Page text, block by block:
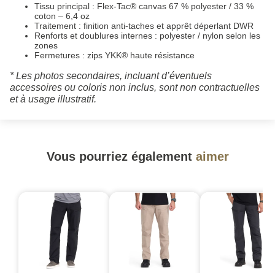
Tissu principal : Flex-Tac® canvas 67 % polyester / 33 %
coton – 6,4 oz
Traitement : finition anti-taches et apprêt déperlant DWR
Renforts et doublures internes : polyester / nylon selon les
zones
Fermetures : zips YKK® haute résistance
* Les photos secondaires, incluant d’éventuels
accessoires ou coloris non inclus, sont non contractuelles
et à usage illustratif.
Vous pourriez également aimer